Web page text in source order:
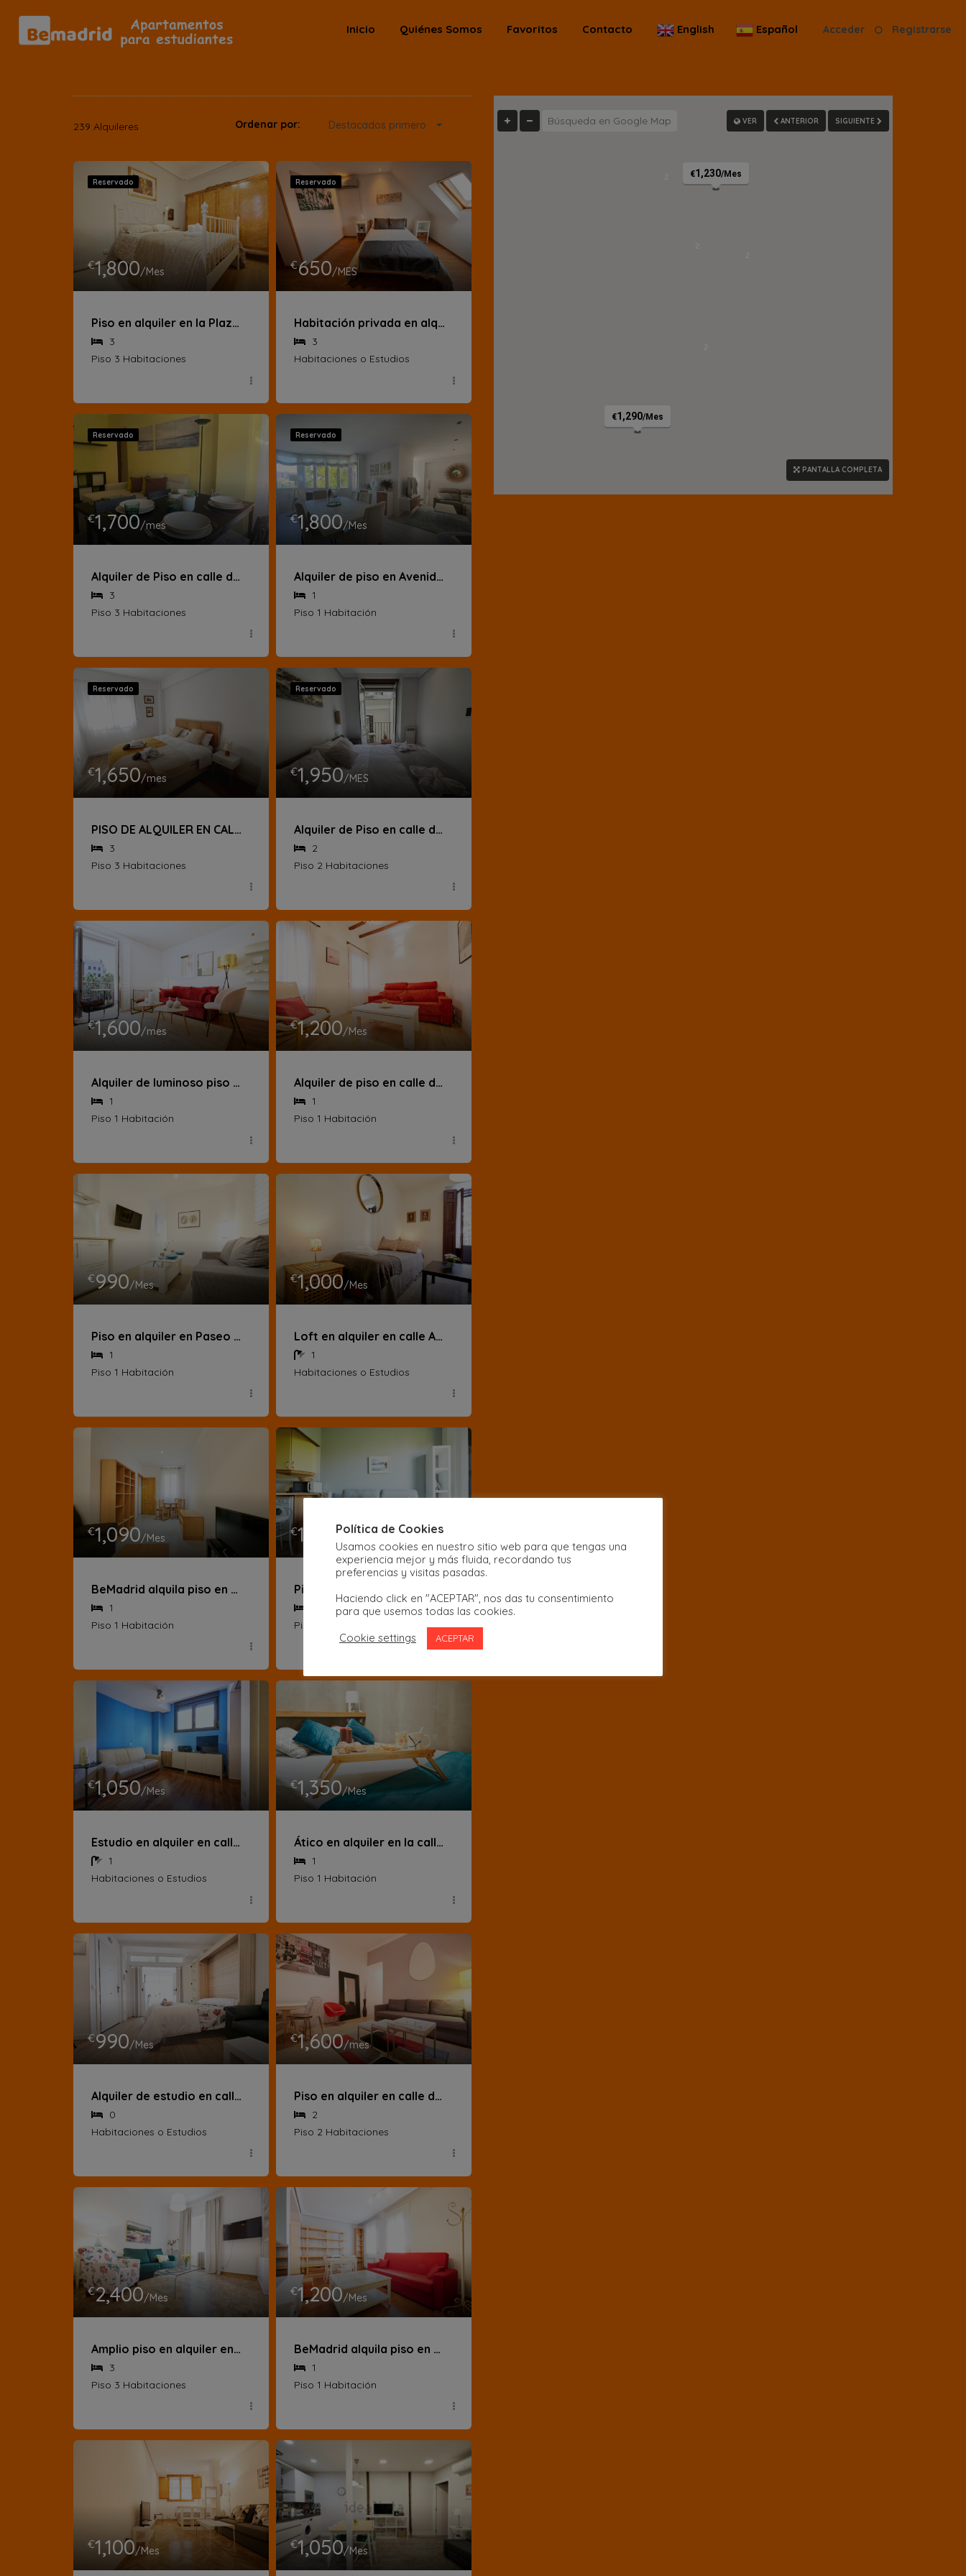
Inicio Quiénes Somos Favoritos Contacto English Español Acceder Registrarse
€1,290/Mes
€1,230/Mes
VER ANTERIOR SIGUIENTE
PANTALLA COMPLETA
239 Alquileres Ordenar por: Destacados primero
Reservado
€1,800/Mes
Piso en alquiler en la Plaza de Rutilio Gaci
3
Piso 3 Habitaciones
Reservado
€650/MES
Habitación privada en alquiler en calle de la Guzmania
3
Habitaciones o Estudios
Reservado
€1,700/mes
Alquiler de Piso en calle de Huesca
3
Piso 3 Habitaciones
Reservado
€1,800/Mes
Alquiler de piso en Avenida Pio XII
1
Piso 1 Habitación
Reservado
€1,650/mes
PISO DE ALQUILER EN CALLE DE LA MARROQUINA
3
Piso 3 Habitaciones
Reservado
€1,950/MES
Alquiler de Piso en calle de las Veneras
2
Piso 2 Habitaciones
€1,600/mes
Alquiler de luminoso piso en Plaza Santa Ana
1
Piso 1 Habitación
€1,200/Mes
Alquiler de piso en calle de la Ventosa
1
Piso 1 Habitación
€990/Mes
Piso en alquiler en Paseo de las Acacias – Lavapiés
1
Piso 1 Habitación
€1,000/Mes
Loft en alquiler en calle Ave María
1
Habitaciones o Estudios
€1,090/Mes
BeMadrid alquila piso en calle Andrés Mellado
1
Piso 1 Habitación
€1,290
Piso 1 Habitación
€1,050/Mes
Estudio en alquiler en calle Catalina Suárez
1
Habitaciones o Estudios
€1,350/Mes
Ático en alquiler en la calle Divino Pastor
1
Piso 1 Habitación
€990/Mes
Alquiler de estudio en calle Fray Junípero Serra
0
Habitaciones o Estudios
€1,600/mes
Piso en alquiler en calle de San Vicente Ferrer
2
Piso 2 Habitaciones
€2,400/Mes
Amplio piso en alquiler en la calle del Rey Francisco
3
Piso 3 Habitaciones
€1,200/Mes
BeMadrid alquila piso en Paseo de la Dirección
1
Piso 1 Habitación
€1,100/Mes €1,050/Mes
Política de Cookies
Usamos cookies en nuestro sitio web para que tengas una
experiencia mejor y más fluida, recordando tus
preferencias y visitas pasadas.
Haciendo click en "ACEPTAR", nos das tu consentimiento
para que usemos todas las cookies.
Cookie settings
ACEPTAR